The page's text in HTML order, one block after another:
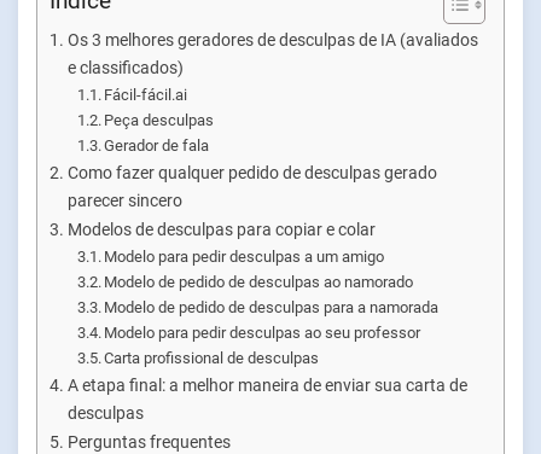
Os 3 melhores geradores de desculpas de IA (avaliados
e classificados)
Fácil-fácil.ai
Peça desculpas
Gerador de fala
Como fazer qualquer pedido de desculpas gerado
parecer sincero
Modelos de desculpas para copiar e colar
Modelo para pedir desculpas a um amigo
Modelo de pedido de desculpas ao namorado
Modelo de pedido de desculpas para a namorada
Modelo para pedir desculpas ao seu professor
Carta profissional de desculpas
A etapa final: a melhor maneira de enviar sua carta de
desculpas
Perguntas frequentes